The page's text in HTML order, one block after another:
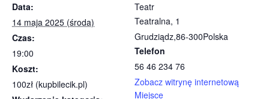
Data:
14 maja 2025 (środa)
Czas:
19:00
Koszt:
100zł (kupbilecik.pl)
Teatr
Teatralna, 1
Grudziądz,86-300Polska
Telefon
56 46 234 76
Zobacz witrynę internetową
Miejsce